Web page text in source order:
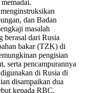
dan Badan
masalah
berasal dari Rusia
bakar (TZK) di
pengisian
serta pencampurannya
di Rusia di
disampaikan dua
kepada RBC.